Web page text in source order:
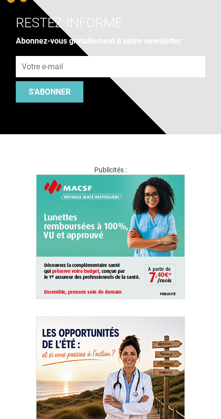
RESTEZ INFORMÉ
Abonnez-vous gratuitement à notre newsletter
S'ABONNER
Publicités :